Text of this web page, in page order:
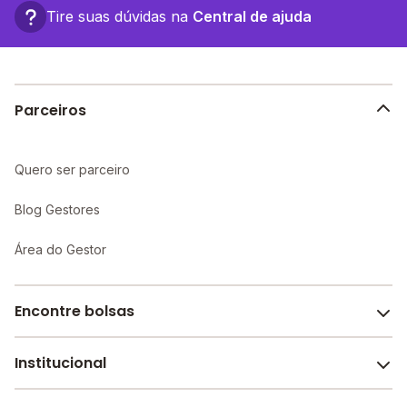
Tire suas dúvidas na Central de ajuda
Parceiros
Quero ser parceiro
Blog Gestores
Área do Gestor
Encontre bolsas
Melhores escolas de São Paulo
Institucional